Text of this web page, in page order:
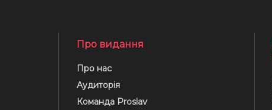
Про видання
Про нас
Аудиторія
Команда Proslav